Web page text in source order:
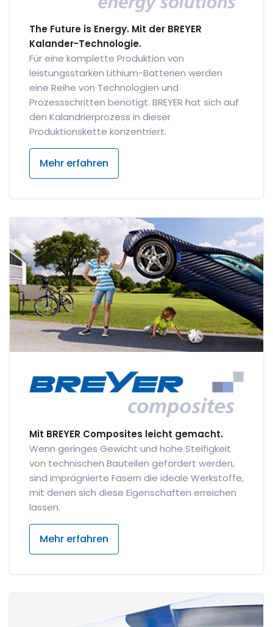
The Future is Energy. Mit der BREYER
Kalander-Technologie.
Für eine komplette Produktion von
leistungsstarken Lithium-Batterien werden
eine Reihe von Technologien und
Prozessschritten benötigt. BREYER hat sich auf
den Kalandrierprozess in dieser
Produktionskette konzentriert.
Mehr erfahren
Mit BREYER Composites leicht gemacht.
Wenn geringes Gewicht und hohe Steifigkeit
von technischen Bauteilen gefordert werden,
sind imprägnierte Fasern die ideale Werkstoffe,
mit denen sich diese Eigenschaften erreichen
lassen.
Mehr erfahren